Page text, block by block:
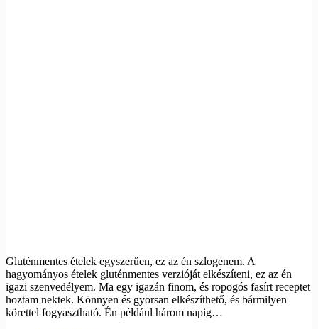
Gluténmentes ételek egyszerűen, ez az én szlogenem. A
hagyományos ételek gluténmentes verzióját elkészíteni, ez az én
igazi szenvedélyem. Ma egy igazán finom, és ropogós fasírt receptet
hoztam nektek. Könnyen és gyorsan elkészíthető, és bármilyen
körettel fogyasztható. Én például három napig…